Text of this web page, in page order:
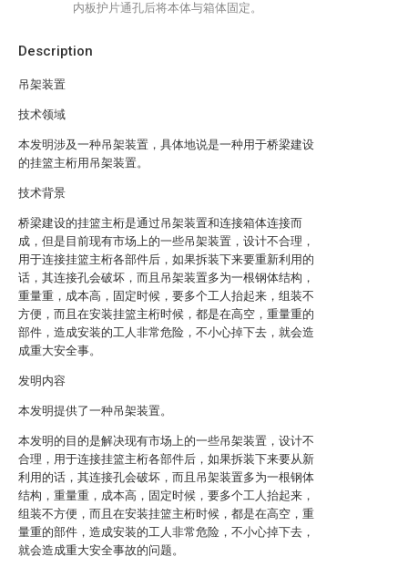
Description
吊架装置
技术领域
本发明涉及一种吊架装置，具体地说是一种用于桥梁建设
的挂篮主桁用吊架装置。
技术背景
桥梁建设的挂篮主桁是通过吊架装置和连接箱体连接而
成，但是目前现有市场上的一些吊架装置，设计不合理，
用于连接挂篮主桁各部件后，如果拆装下来要重新利用的
话，其连接孔会破坏，而且吊架装置多为一根钢体结构，
重量重，成本高，固定时候，要多个工人抬起来，组装不
方便，而且在安装挂篮主桁时候，都是在高空，重量重的
部件，造成安装的工人非常危险，不小心掉下去，就会造
成重大安全事。
发明内容
本发明提供了一种吊架装置。
本发明的目的是解决现有市场上的一些吊架装置，设计不
合理，用于连接挂篮主桁各部件后，如果拆装下来要从新
利用的话，其连接孔会破坏，而且吊架装置多为一根钢体
结构，重量重，成本高，固定时候，要多个工人抬起来，
组装不方便，而且在安装挂篮主桁时候，都是在高空，重
量重的部件，造成安装的工人非常危险，不小心掉下去，
就会造成重大安全事故的问题。
内板护片通孔后将本体与箱体固定。